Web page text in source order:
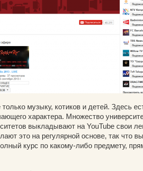
музыку, котиков и детей. Здесь
характера. Множество
выкладывают на YouTube свои
это на регулярной основе, так что
курс по какому-либо предмету,